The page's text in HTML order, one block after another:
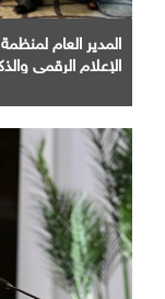
المدير العام
الإعلام الرقمي